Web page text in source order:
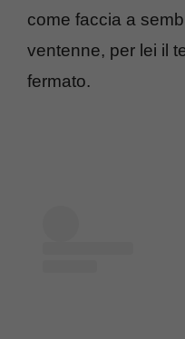
come faccia a
ventenne, per lei il
fermato.